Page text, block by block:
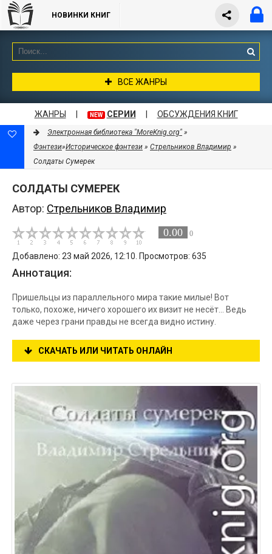
НОВИНКИ КНИГ
ВСЕ ЖАНРЫ
ЖАНРЫ NEW СЕРИИ ОБСУЖДЕНИЯ КНИГ
Электронная библиотека "MoreKnig.org" »
Фэнтези»Историческое фэнтези » Стрельников Владимир »
Солдаты Сумерек
СОЛДАТЫ СУМЕРЕК
Автор: Стрельников Владимир
0.00 0
Добавлено: 23 май 2026, 12:10. Просмотров: 635
Аннотация:
Пришельцы из параллельного мира такие милые! Вот
только, похоже, ничего хорошего их визит не несёт... Ведь
даже через грани правды не всегда видно истину.
СКАЧАТЬ ИЛИ ЧИТАТЬ ОНЛАЙН